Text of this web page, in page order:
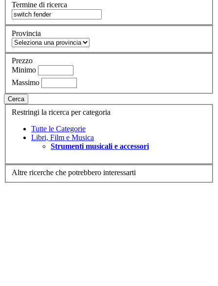
Termine di ricerca
Provincia
Prezzo
Minimo
Massimo
Cerca
Restringi la ricerca per categoria
Tutte le Categorie
Libri, Film e Musica
Strumenti musicali e accessori
Altre ricerche che potrebbero interessarti